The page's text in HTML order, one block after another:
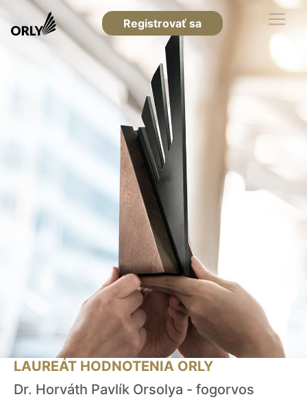
Registrovať sa
LAUREÁT HODNOTENIA ORLY
Dr. Horváth Pavlík Orsolya - fogorvos